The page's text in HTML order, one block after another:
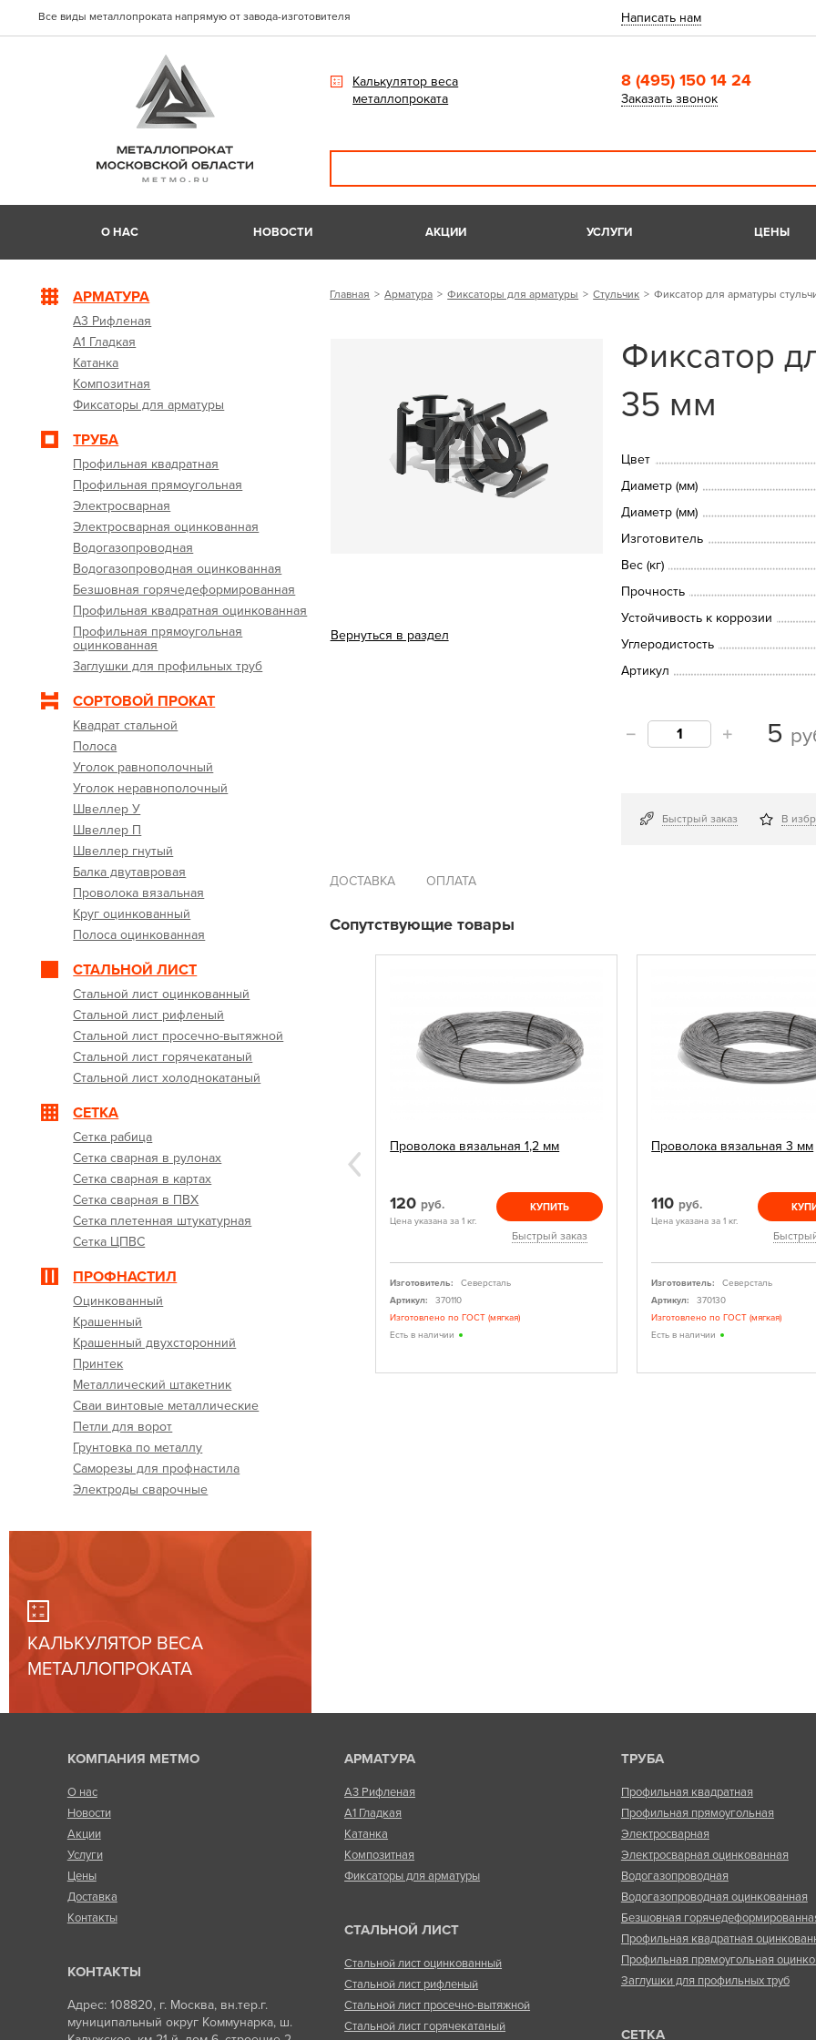
Все виды металлопроката напрямую от завода-изготовителя Написать нам
Калькулятор веса
металлопроката
8 (495) 150 14 24
Заказать звонок
О НАС НОВОСТИ АКЦИИ УСЛУГИ ЦЕНЫ
АРМАТУРА
А3 Рифленая
А1 Гладкая
Катанка
Композитная
Фиксаторы для арматуры
ТРУБА
Профильная квадратная
Профильная прямоугольная
Электросварная
Электросварная оцинкованная
Водогазопроводная
Водогазопроводная оцинкованная
Безшовная горячедеформированная
Профильная квадратная оцинкованная
Профильная прямоугольная
оцинкованная
Заглушки для профильных труб
СОРТОВОЙ ПРОКАТ
Квадрат стальной
Полоса
Уголок равнополочный
Уголок неравнополочный
Швеллер У
Швеллер П
Швеллер гнутый
Балка двутавровая
Проволока вязальная
Круг оцинкованный
Полоса оцинкованная
СТАЛЬНОЙ ЛИСТ
Стальной лист оцинкованный
Стальной лист рифленый
Стальной лист просечно-вытяжной
Стальной лист горячекатаный
Стальной лист холоднокатаный
СЕТКА
Сетка рабица
Сетка сварная в рулонах
Сетка сварная в картах
Сетка сварная в ПВХ
Сетка плетенная штукатурная
Сетка ЦПВС
ПРОФНАСТИЛ
Оцинкованный
Крашенный
Крашенный двухсторонний
Принтек
Металлический штакетник
Сваи винтовые металлические
Петли для ворот
Грунтовка по металлу
Саморезы для профнастила
Электроды сварочные
КАЛЬКУЛЯТОР ВЕСА
МЕТАЛЛОПРОКАТА
Главная Арматура Фиксаторы для арматуры Стульчик Фиксатор для арматуры
Вернуться в раздел
Фиксатор
35 мм
Цвет
Диаметр (мм)
Диаметр (мм)
Изготовитель
Вес (кг)
Прочность
Устойчивость к коррозии
Углеродистость
Артикул
5
Быстрый заказ В
ДОСТАВКА ОПЛАТА
Сопутствующие товары
Арматура А3 рифленая 14 мм,
А500С
85руб.
Цена указана за 1 м.
Изготовитель:
Артикул:
При заказе более 1000 метров возможна
корректировка цены (уточнить у менеджера).
Есть в наличии
Проволока вязальная 1,2 мм
120 руб.
Цена указана за 1 кг.
КУПИТЬ
Быстрый заказ
Изготовитель:
Северсталь
Артикул:
370110
Изготовлено по ГОСТ (мягкая)
Есть в наличии
Проволока вязальная 3 мм
110 руб.
Цена указана за 1 кг.
Изготовитель:
Северсталь
Артикул:
370130
Изготовлено по ГОСТ (мягкая)
Есть в наличии
КОМПАНИЯ МЕТМО
О нас
Новости
Акции
Услуги
Цены
Доставка
Контакты
КОНТАКТЫ
Адрес: 108820, г. Москва, вн.тер.г.
муниципальный округ Коммунарка, ш.
АРМАТУРА
А3 Рифленая
А1 Гладкая
Катанка
Композитная
Фиксаторы для арматуры
СТАЛЬНОЙ ЛИСТ
Стальной лист оцинкованный
Стальной лист рифленый
Стальной лист просечно-вытяжной
Стальной лист горячекатаный
ТРУБА
Профильная квадратная
Профильная прямоугольная
Электросварная
Электросварная оцинкованная
Водогазопроводная
Водогазопроводная оцинкованная
Безшовная
Профильная квадратная
Профильная прямоугольная
Заглушки для профильных труб
СЕТКА